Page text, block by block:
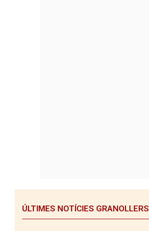
ÚLTIMES NOTÍCIES GRANOLLERS